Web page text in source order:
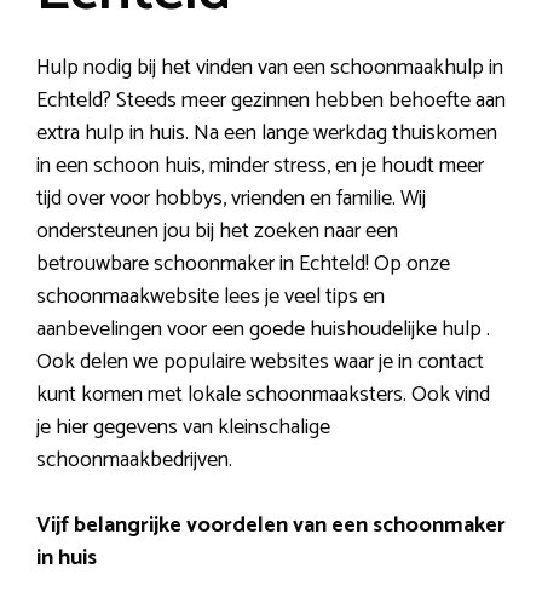
Hulp nodig bij het vinden van een schoonmaakhulp in
Echteld? Steeds meer gezinnen hebben behoefte aan
extra hulp in huis. Na een lange werkdag thuiskomen
in een schoon huis, minder stress, en je houdt meer
tijd over voor hobbys, vrienden en familie. Wij
ondersteunen jou bij het zoeken naar een
betrouwbare schoonmaker in Echteld! Op onze
schoonmaakwebsite lees je veel tips en
aanbevelingen voor een goede huishoudelijke hulp .
Ook delen we populaire websites waar je in contact
kunt komen met lokale schoonmaaksters. Ook vind
je hier gegevens van kleinschalige
schoonmaakbedrijven.
Vijf belangrijke voordelen van een schoonmaker
in huis